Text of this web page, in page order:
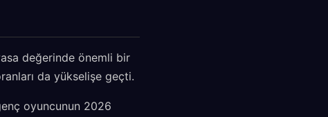
değerinde önemli bir
da yükselişe geçti.
oyuncunun 2026